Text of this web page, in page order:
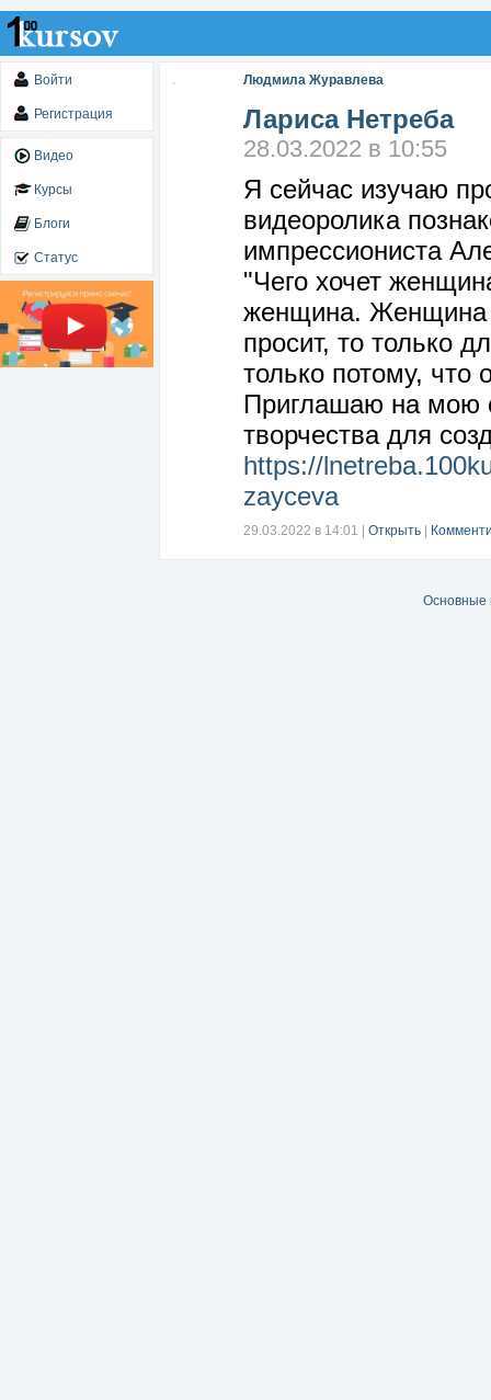
Войти
Регистрация
Видео
Курсы
Блоги
Статус
Людмила Журавлева
Лариса Нетреба
28.03.2022 в 10:55
Я сейчас изучаю
видеоролика
импрессиониста
"Чего хочет
женщина. Женщина
просит, то только
только потому, что
Приглашаю на мою
творчества для
https://
zayceva
29.03.2022 в 14:01 Открыть
Основные